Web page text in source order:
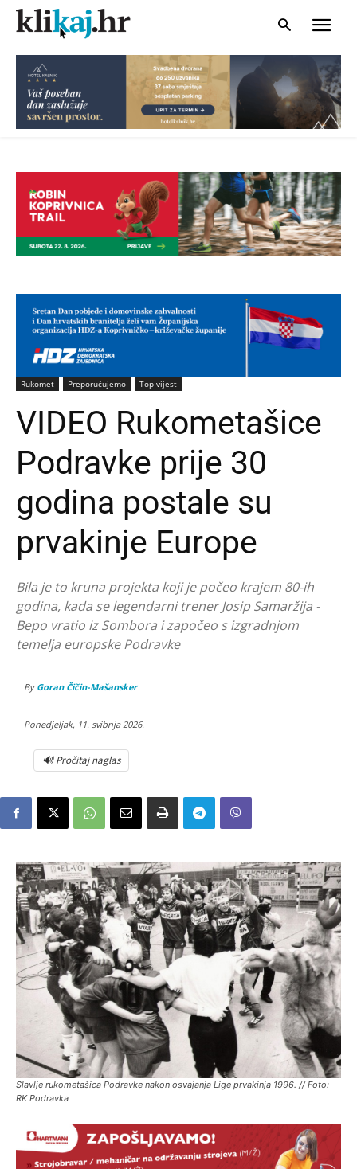
Rukomet Preporučujemo Top vijest
VIDEO Rukometašice
Podravke prije 30
godina postale su
prvakinje Europe
Bila je to kruna projekta koji je počeo krajem 80-ih
godina, kada se legendarni trener Josip Samaržija -
Bepo vratio iz Sombora i započeo s izgradnjom
temelja europske Podravke
By Goran Čičin-Mašansker
Ponedjeljak, 11. svibnja 2026.
🔊 Pročitaj naglas
Slavlje rukometašica Podravke nakon osvajanja Lige prvakinja 1996. // Foto:
RK Podravka